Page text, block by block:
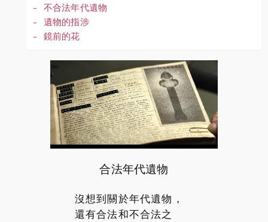
不合法年代遺物
遺物的指涉
鏡前的花
合法年代遺物
沒想到關於年代遺物，
還有合法和不合法之